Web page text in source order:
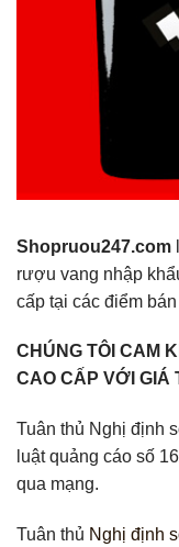
Shopruou247.com
rượu vang nhập
cấp tại các điểm
CHÚNG TÔI CAM
CAO CẤP VỚI GIÁ
Tuân thủ Nghị định
luật quảng cáo số
qua mạng.
Tuân thủ Nghị định